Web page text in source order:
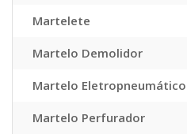
Martelete
Martelo Demolidor
Martelo Eletropneumático
Martelo Perfurador